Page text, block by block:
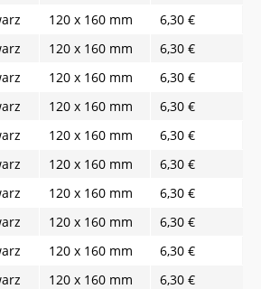
120 x 160 mm
6,30 €
120 x 160 mm
6,30 €
120 x 160 mm
6,30 €
120 x 160 mm
6,30 €
120 x 160 mm
6,30 €
120 x 160 mm
6,30 €
120 x 160 mm
6,30 €
120 x 160 mm
6,30 €
120 x 160 mm
6,30 €
120 x 160 mm
6,30 €